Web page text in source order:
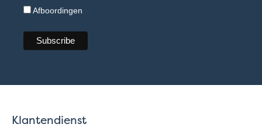
Afboordingen
Klantendienst